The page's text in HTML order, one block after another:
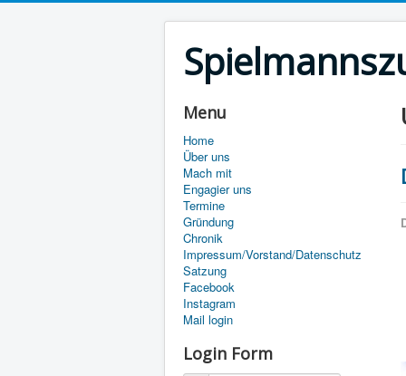
Menu
Home
Über uns
Mach mit
Engagier uns
Termine
Gründung
Chronik
Impressum/Vorstand/Datenschutz
Satzung
Facebook
Instagram
Mail login
Login Form